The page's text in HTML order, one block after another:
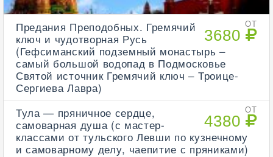
ОТ
3680
Предания Преподобных. Гремячий
ключ и чудотворная Русь
(Гефсиманский подземный монастырь –
самый большой водопад в Подмосковье
Святой источник Гремячий ключ – Троице-
Сергиева Лавра)
ОТ
4380
Тула — пряничное сердце,
самоварная душа (с мастер-
классами от тульского Левши по кузнечному
и самоварному делу, чаепитие с пряниками)